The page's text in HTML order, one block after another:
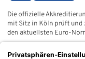
Die offizielle
mit Sitz in Köln prüft und
den aktuellsten Euro-